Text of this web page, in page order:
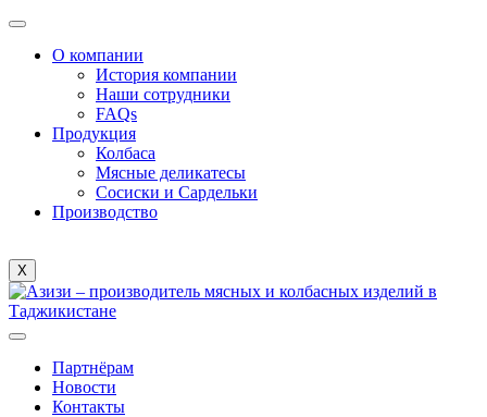
О компании
История компании
Наши сотрудники
FAQs
Продукция
Колбаса
Мясные деликатесы
Сосиски и Сардельки
Производство
X
Партнёрам
Новости
Контакты